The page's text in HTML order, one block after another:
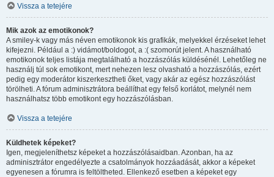
Vissza a tetejére
Mik azok az emotikonok?
A smiley-k vagy más néven emotikonok kis grafikák, melyekkel érzéseket lehet
kifejezni. Például a :) vidámot/boldogot, a :( szomorút jelent. A használható
emotikonok teljes listája megtalálható a hozzászólás küldésénél. Lehetőleg ne
használj túl sok emotikont, mert nehezen lesz olvasható a hozzászólás, ezért
pedig egy moderátor kiszerkesztheti őket, vagy akár az egész hozzászólást
törölheti. A fórum adminisztrátora beállíthat egy felső korlátot, melynél nem
használhatsz több emotikont egy hozzászólásban.
Vissza a tetejére
Küldhetek képeket?
Igen, megjeleníthetsz képeket a hozzászólásaidban. Azonban, ha az
adminisztrátor engedélyezte a csatolmányok hozzáadását, akkor a képeket
egyenesen a fórumra is feltöltheted. Ellenkező esetben a képeket egy